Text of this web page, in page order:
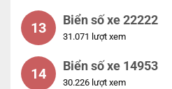
13 Biển số xe 22222
31.071 lượt xem
14 Biển số xe 14953
30.226 lượt xem